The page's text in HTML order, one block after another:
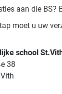
aan die BS?
moet u uw
school
38